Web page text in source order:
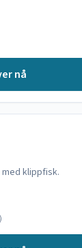
nå
med klippfisk.